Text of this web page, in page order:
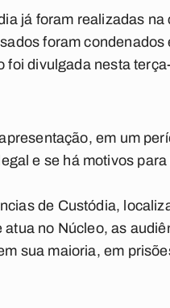
já foram realizadas
foram
foi divulgada nesta
em um
e se há motivos
de Custódia,
no Núcleo, as
sua maioria, em